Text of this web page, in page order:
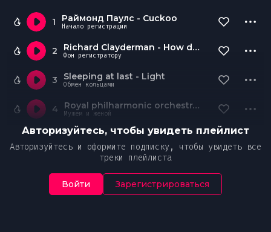
1 Раймонд Паулс - Cuckoo
Начало регистрации
2 Richard Clayderman - How deep is your love
Фон регистратору
3 Sleeping at last - Light
Обмен кольцами
4 Royal philharmonic orchestra - House of rising sun
Мужем и женой
Авторизуйтесь, чтобы увидеть плейлист
Авторизуйтесь и оформите подписку, чтобы увидеть все
треки плейлиста
Войти Зарегистрироваться